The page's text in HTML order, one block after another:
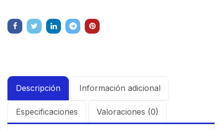
Descripción Información adicional
Especificaciones Valoraciones (0)